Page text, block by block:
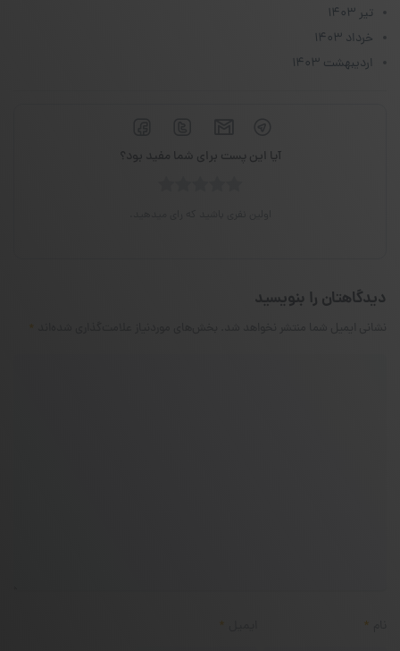
تیر ۱۴۰۳
خرداد ۱۴۰۳
اردیبهشت ۱۴۰۳
آیا این پست برای شما مفید بود؟
دیدگاهتان را بنویسید
*
*
*